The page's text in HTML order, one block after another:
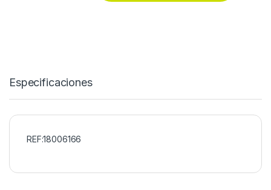
Especificaciones
REF:18006166